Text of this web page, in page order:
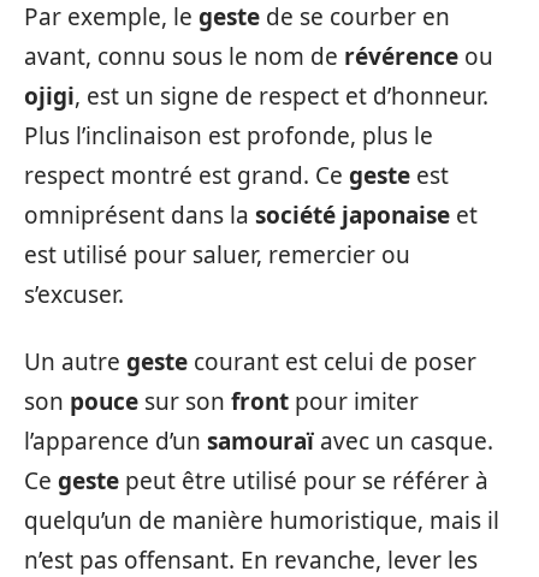
Par exemple, le geste de se courber en
avant, connu sous le nom de révérence ou
ojigi, est un signe de respect et d’honneur.
Plus l’inclinaison est profonde, plus le
respect montré est grand. Ce geste est
omniprésent dans la société japonaise et
est utilisé pour saluer, remercier ou
s’excuser.
Un autre geste courant est celui de poser
son pouce sur son front pour imiter
l’apparence d’un samouraï avec un casque.
Ce geste peut être utilisé pour se référer à
quelqu’un de manière humoristique, mais il
n’est pas offensant. En revanche, lever les